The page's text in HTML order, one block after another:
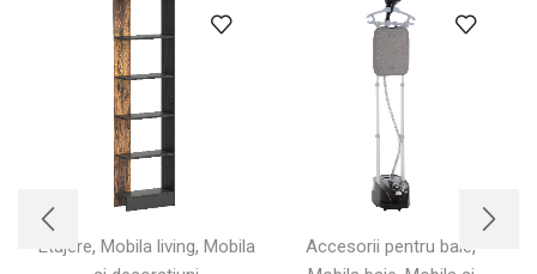
Etajere, Mobila living, Mobila
Accesorii pentru baie,